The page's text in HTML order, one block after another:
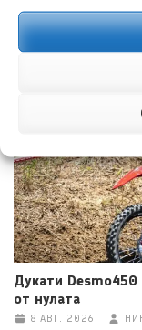
Дукати
от нулата
8 АВГ. 2026